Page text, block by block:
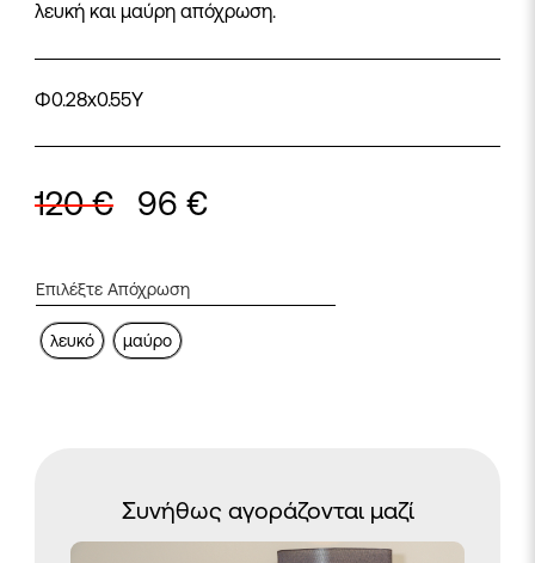
λευκή και μαύρη απόχρωση.
Φ0.28x0.55Y
120€ 96 €
λευκό μαύρο
Συνήθως αγοράζονται μαζί